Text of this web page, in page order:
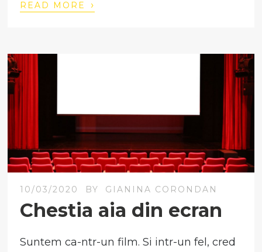
READ MORE ›
10/03/2020 BY GIANINA CORONDAN
Chestia aia din ecran
Suntem ca-ntr-un film. Si intr-un fel, cred